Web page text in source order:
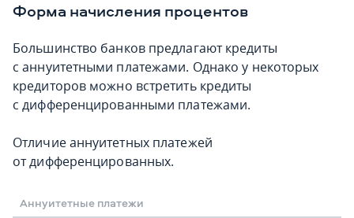
Форма начисления процентов
Большинство банков предлагают кредиты
с аннуитетными платежами. Однако у некоторых
кредиторов можно встретить кредиты
с дифференцированными платежами.
Отличие аннуитетных платежей
от дифференцированных.
Аннуитетные платежи